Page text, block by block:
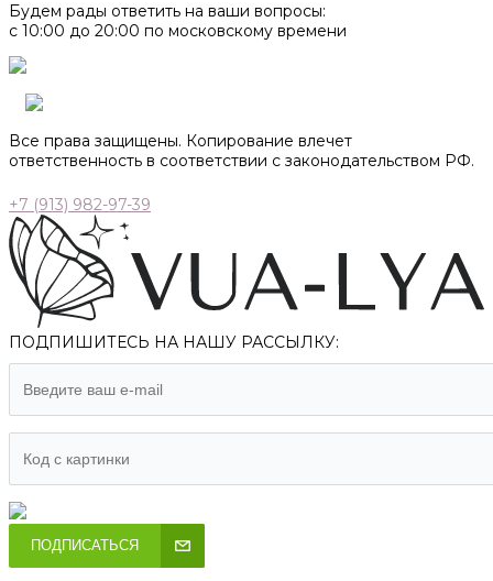
Будем рады ответить на ваши вопросы:
с 10:00 до 20:00 по московскому времени
Все права защищены. Копирование влечет
ответственность в соответствии с законодательством РФ.
+7 (913) 982-97-39
ПОДПИШИТЕСЬ НА НАШУ РАССЫЛКУ:
ПОДПИСАТЬСЯ